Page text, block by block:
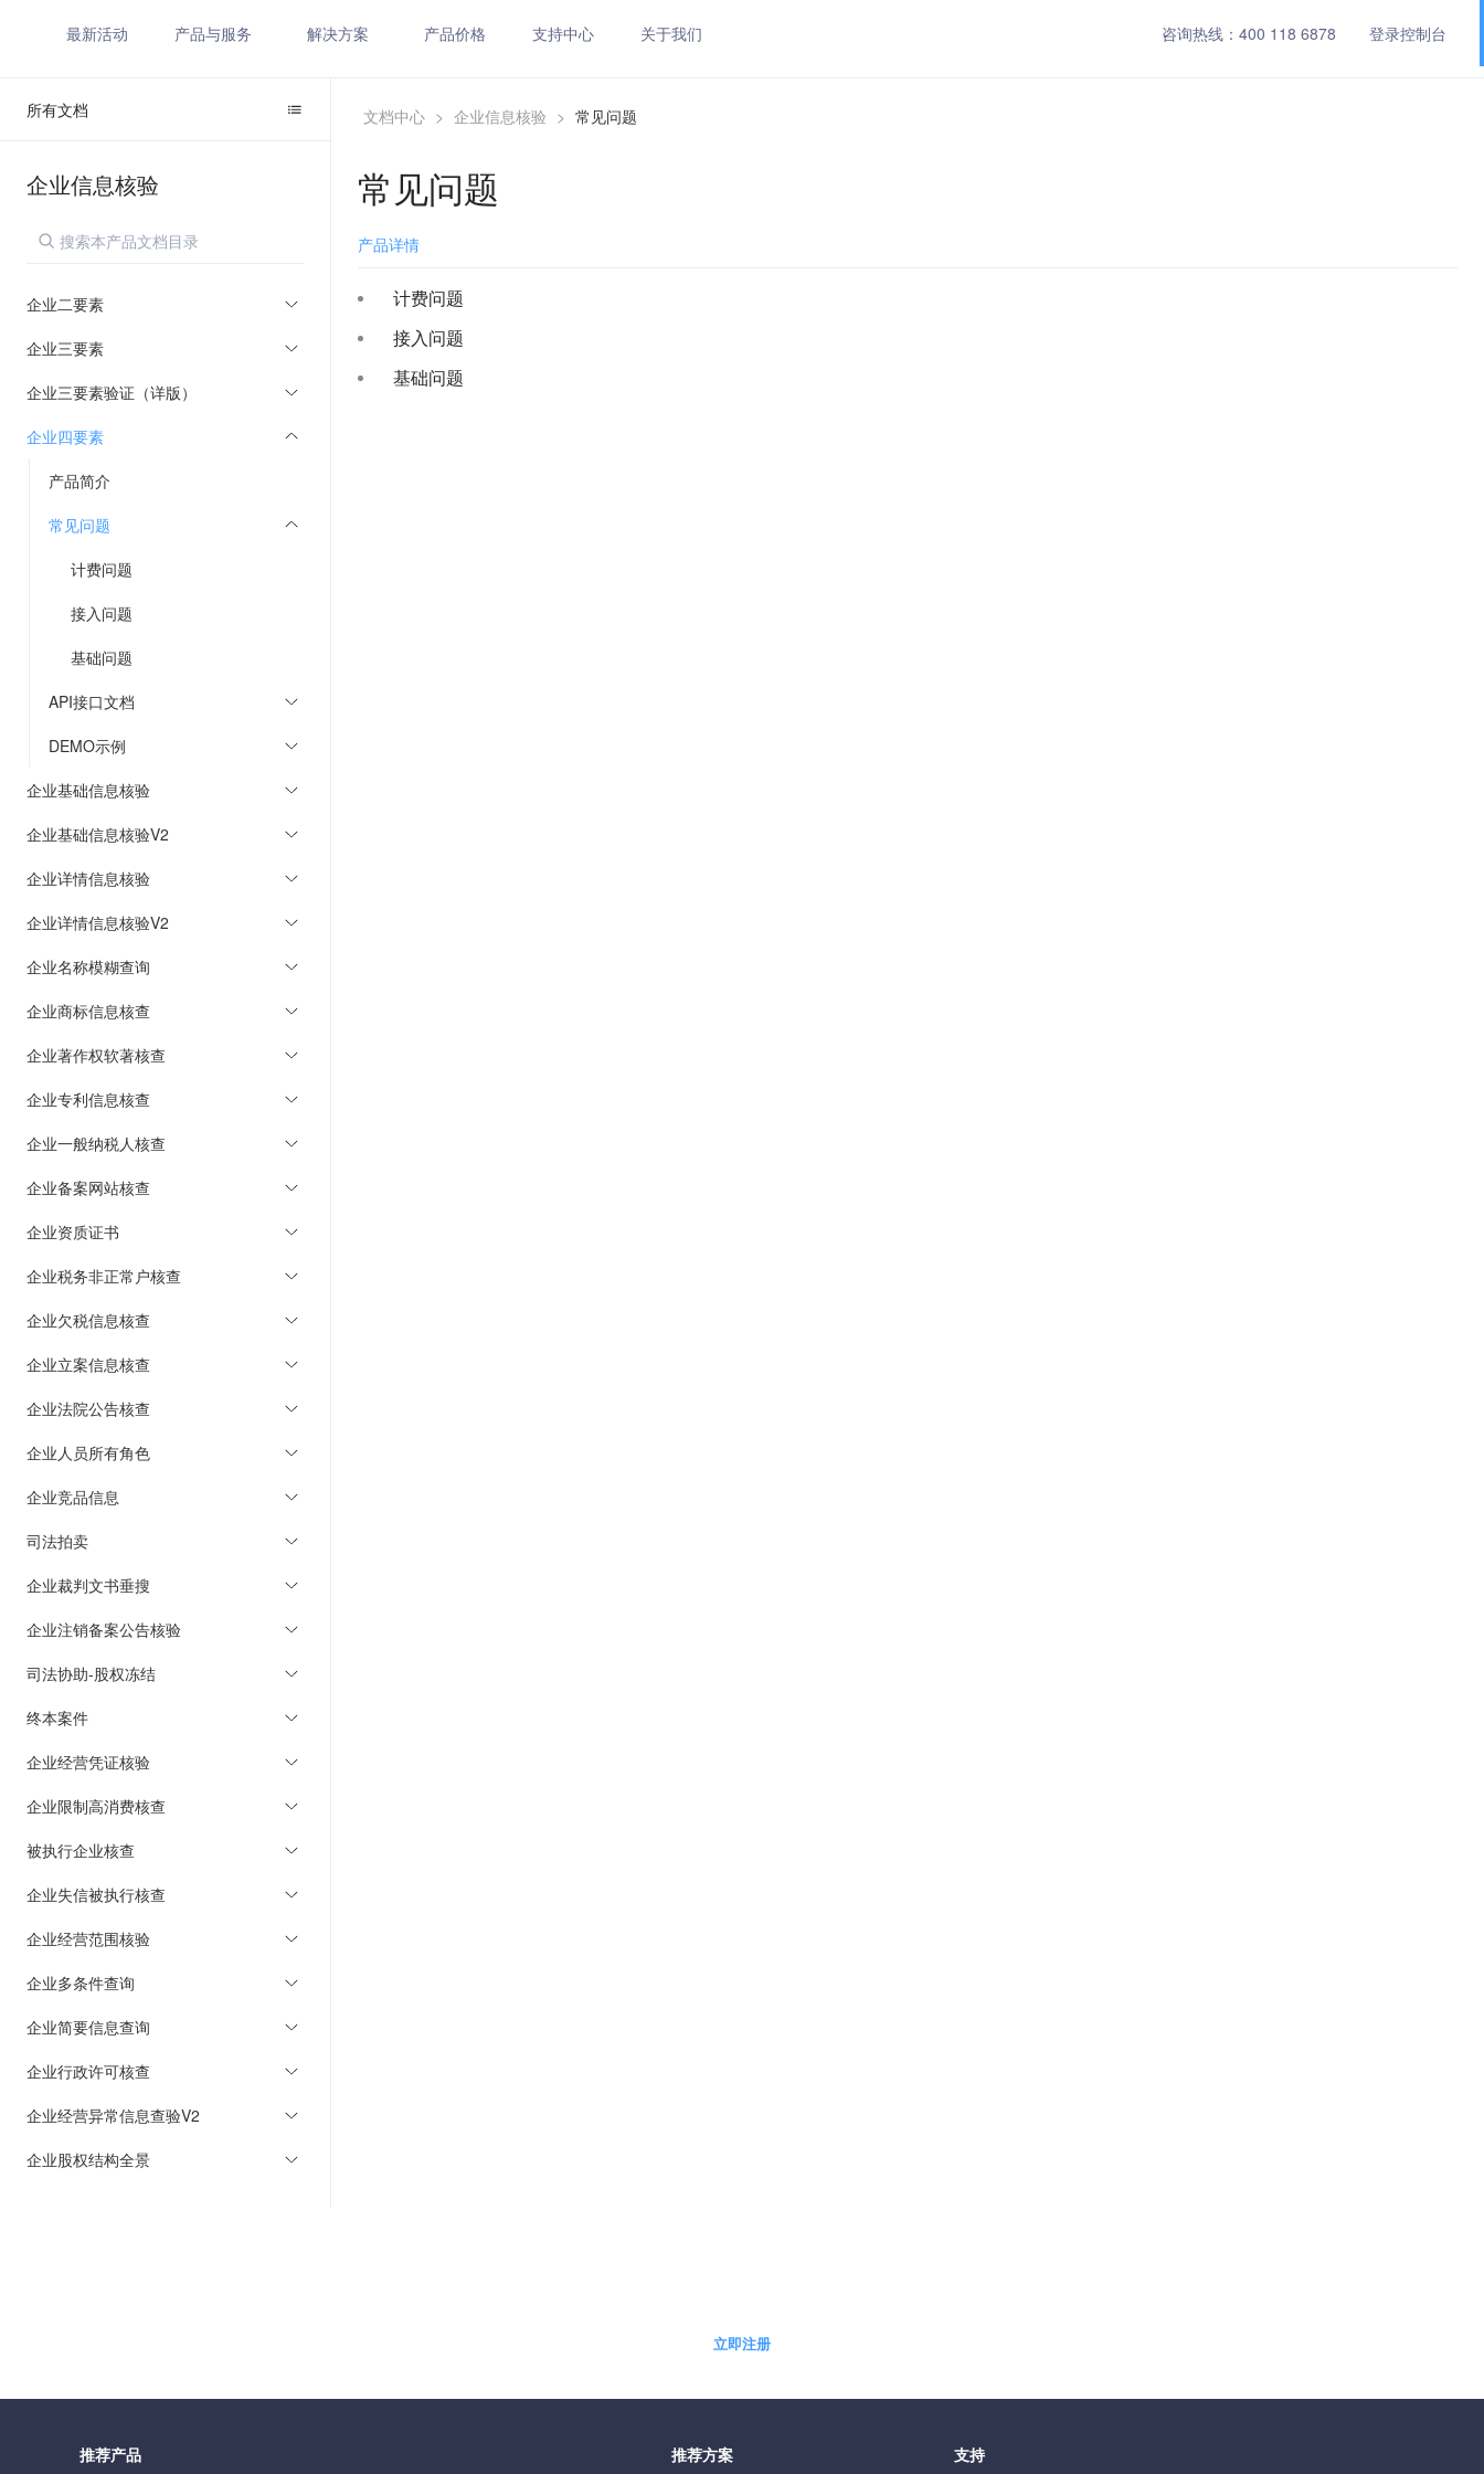
最新活动 产品与服务 解决方案 产品价格 支持中心 关于我们 咨询热线： 400 118 6878 登录控制台
所有文档
企业信息核验
企业二要素
企业三要素
企业三要素验证（详版）
企业四要素
产品简介
常见问题
计费问题
接入问题
基础问题
API接口文档
DEMO示例
企业基础信息核验
企业基础信息核验V2
企业详情信息核验
企业详情信息核验V2
企业名称模糊查询
企业商标信息核查
企业著作权软著核查
企业专利信息核查
企业一般纳税人核查
企业备案网站核查
企业资质证书
企业税务非正常户核查
企业欠税信息核查
企业立案信息核查
企业法院公告核查
企业人员所有角色
企业竞品信息
司法拍卖
企业裁判文书垂搜
企业注销备案公告核验
司法协助-股权冻结
终本案件
企业经营凭证核验
企业限制高消费核查
被执行企业核查
企业失信被执行核查
企业经营范围核验
企业多条件查询
企业简要信息查询
企业行政许可核查
企业经营异常信息查验V2
企业股权结构全景
文档中心 > 企业信息核验 > 常见问题
常见问题
产品详情
计费问题
接入问题
基础问题
立即注册
推荐产品 推荐方案 支持